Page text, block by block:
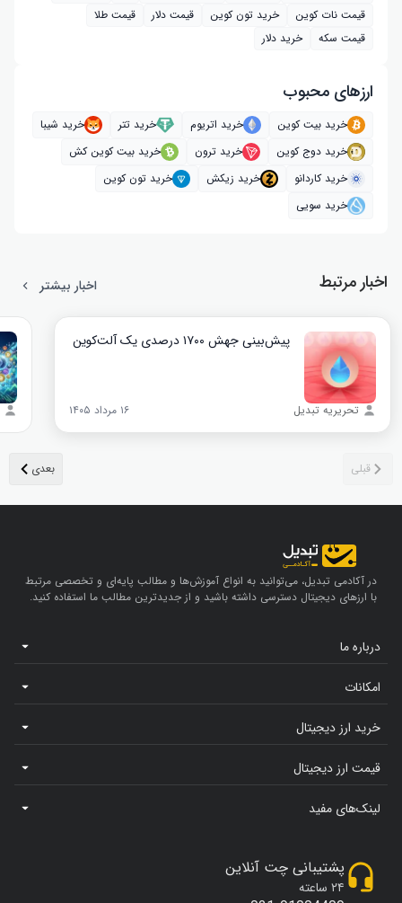
قیمت نات کوین
خرید تون کوین قیمت دلار
قیمت طلا
قیمت سکه
خرید دلار
ارز‌های محبوب
خرید بیت کوین خرید اتریوم خرید تتر
خرید شیبا
خرید دوج کوین
خرید ترون
خرید بیت کوین کش
خرید کاردانو
خرید زیکش
خرید تون کوین
خرید سویی
اخبار مرتبط اخبار بیشتر
پیش‌بینی جهش ۱۷۰۰ درصدی یک آلت‌کوین
تحریریه تبدیل ۱۶ مرداد ۱۴۰۵
در آکادمی تبدیل، می‌توانید به انواع آموزش‌ها و مطالب پایه‌ای و تخصصی مرتبط
با ارزهای دیجیتال دسترسی داشته باشید و از جدیدترین مطالب ما استفاده کنید.
درباره ما
امکانات
خرید ارز دیجیتال
قیمت ارز دیجیتال
لینک‌های مفید
پشتیبانی چت آنلاین
۲۴ ساعته